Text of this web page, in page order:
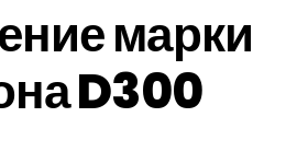
марки
D300